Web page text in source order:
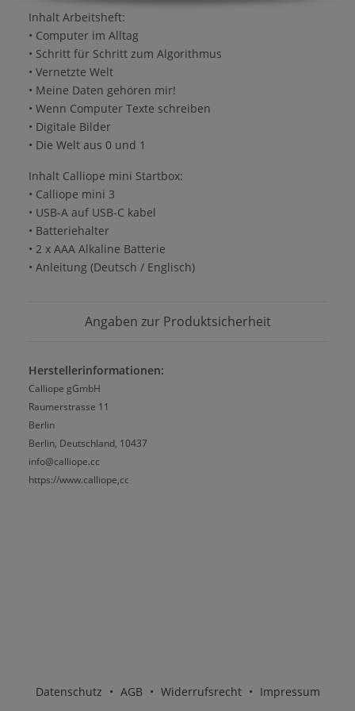
Inhalt Arbeitsheft:
• Computer im Alltag
• Schritt für Schritt zum Algorithmus
• Vernetzte Welt
• Meine Daten gehören mir!
• Wenn Computer Texte schreiben
• Digitale Bilder
• Die Welt aus 0 und 1
Inhalt Calliope mini Startbox:
• Calliope mini 3
• USB-A auf USB-C kabel
• Batteriehalter
• 2 x AAA Alkaline Batterie
• Anleitung (Deutsch / Englisch)
Angaben zur Produktsicherheit
Herstellerinformationen:
Calliope gGmbH
Raumerstrasse 11
Berlin
Berlin, Deutschland, 10437
info@calliope.cc
https://www.calliope,cc
Datenschutz • AGB • Widerrufsrecht • Impressum